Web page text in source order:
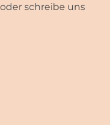
schreibe uns